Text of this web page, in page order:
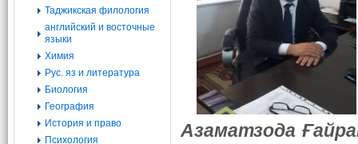
Таджикская филология
английский и восточные
языки
Химия
Рус. яз и литература
Биология
География
История и право
Психология
Азаматзода